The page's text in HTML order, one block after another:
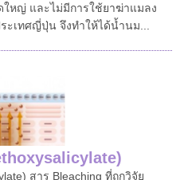
ใหญ่ และไม่มีการใช้ยาฆ่าแมลง
ะเทศญี่ปุ่น จึงทำให้ได้น้ำนม...
สาร Bleaching ที่ถูกวิจัย